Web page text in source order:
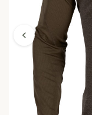
chevron_left